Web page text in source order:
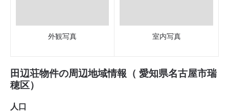
外観写真 室内写真
田辺荘物件の周辺地域情報（ 愛知県名古屋市瑞
穂区）
人口